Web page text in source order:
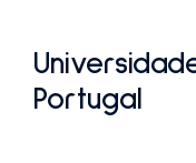
Portugal